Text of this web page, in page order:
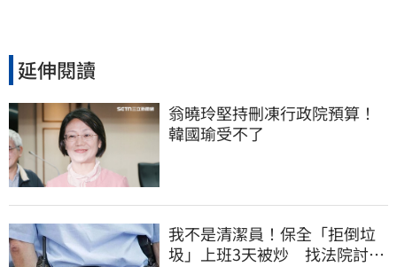
延伸閱讀
翁曉玲堅持刪凍行政院預算！
韓國瑜受不了
我不是清潔員！保全「拒倒垃
圾」上班3天被炒 找法院討公